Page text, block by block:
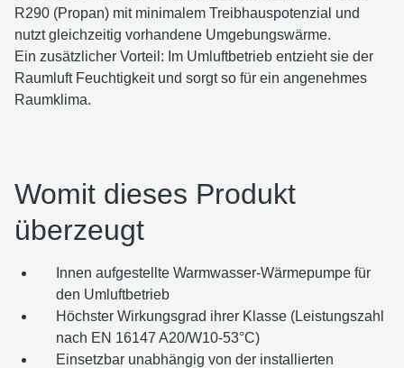
R290 (Propan) mit minimalem Treibhauspotenzial und
nutzt gleichzeitig vorhandene Umgebungswärme.
Ein zusätzlicher Vorteil: Im Umluftbetrieb entzieht sie der
Raumluft Feuchtigkeit und sorgt so für ein angenehmes
Raumklima.
Womit dieses Produkt
überzeugt
Innen aufgestellte Warmwasser-Wärmepumpe für
den Umluftbetrieb
Höchster Wirkungsgrad ihrer Klasse (Leistungszahl
nach EN 16147 A20/W10-53°C)
Einsetzbar unabhängig von der installierten